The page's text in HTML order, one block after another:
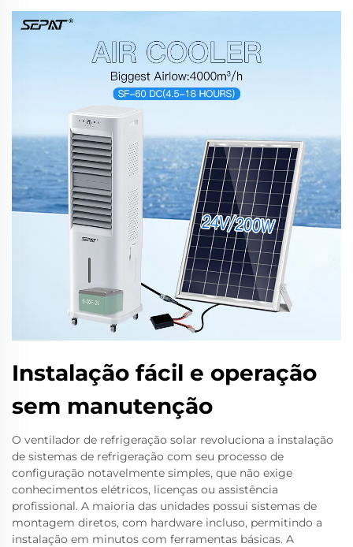
Instalação fácil e operação
sem manutenção
O ventilador de refrigeração solar revoluciona a instalação
de sistemas de refrigeração com seu processo de
configuração notavelmente simples, que não exige
conhecimentos elétricos, licenças ou assistência
profissional. A maioria das unidades possui sistemas de
montagem diretos, com hardware incluso, permitindo a
instalação em minutos com ferramentas básicas. A